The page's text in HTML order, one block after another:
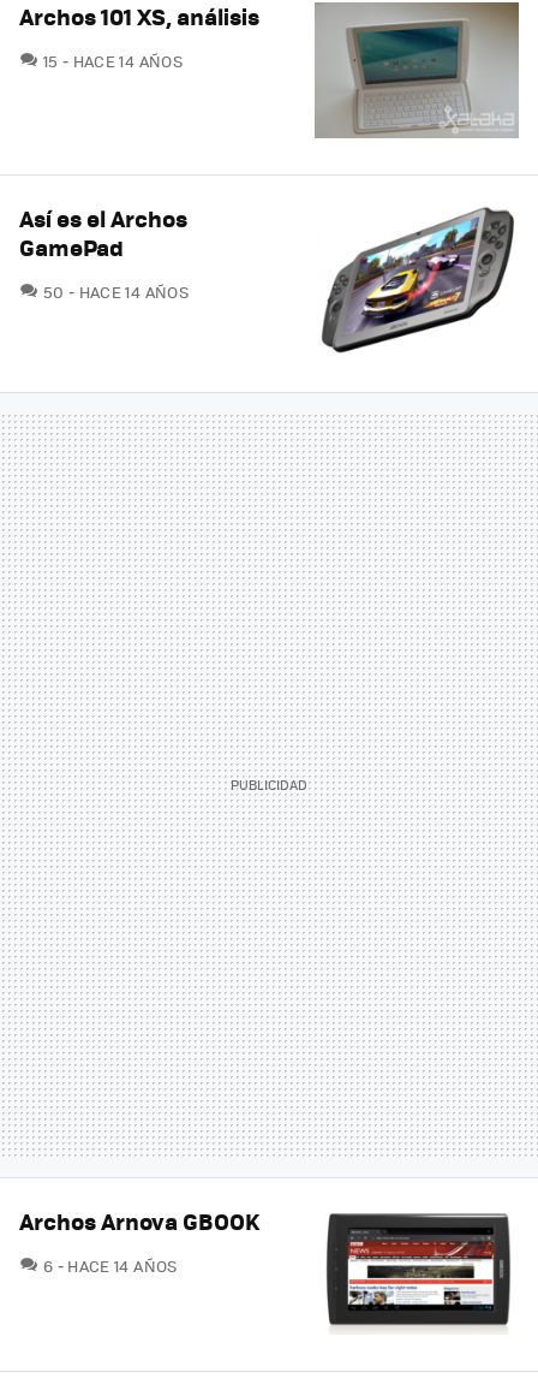
Archos 101 XS, análisis
15 COMENTARIOS
HACE 14 AÑOS
Así es el Archos
GamePad
50 COMENTARIOS
HACE 14 AÑOS
Archos Arnova GBOOK
6 COMENTARIOS
HACE 14 AÑOS